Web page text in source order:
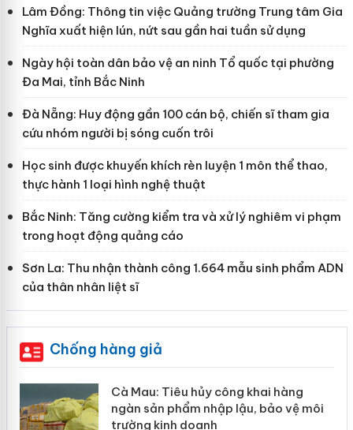
Lâm Đồng: Thông tin việc Quảng trường Trung tâm Gia
Nghĩa xuất hiện lún, nứt sau gần hai tuần sử dụng
Ngày hội toàn dân bảo vệ an ninh Tổ quốc tại phường
Đa Mai, tỉnh Bắc Ninh
Đà Nẵng: Huy động gần 100 cán bộ, chiến sĩ tham gia
cứu nhóm người bị sóng cuốn trôi
Học sinh được khuyến khích rèn luyện 1 môn thể thao,
thực hành 1 loại hình nghệ thuật
Bắc Ninh: Tăng cường kiểm tra và xử lý nghiêm vi phạm
trong hoạt động quảng cáo
Sơn La: Thu nhận thành công 1.664 mẫu sinh phẩm ADN
của thân nhân liệt sĩ
Chống hàng giả
Cà Mau: Tiêu hủy công khai hàng
ngàn sản phẩm nhập lậu, bảo vệ môi
trường kinh doanh